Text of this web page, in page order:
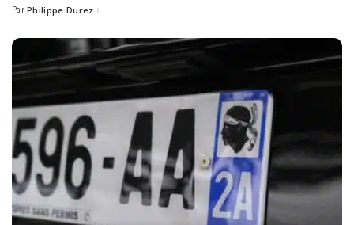
Posted
Par Philippe Durez